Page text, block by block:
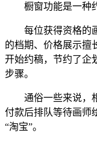
橱窗功能是一种约
每位获得资格的画
的档期、价格展示擅
开始约稿，节约了企
步骤。
通俗一些来说，相
付款后排队等待画师
“淘宝”。